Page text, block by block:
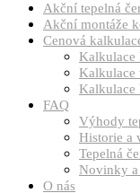
Akční tepelná
Akční montáže
Cenová
Kalkulace
Kalkulace
Kalkulace
FAQ
Výhody
Historie a
Tepelná
Novinky a
O nás